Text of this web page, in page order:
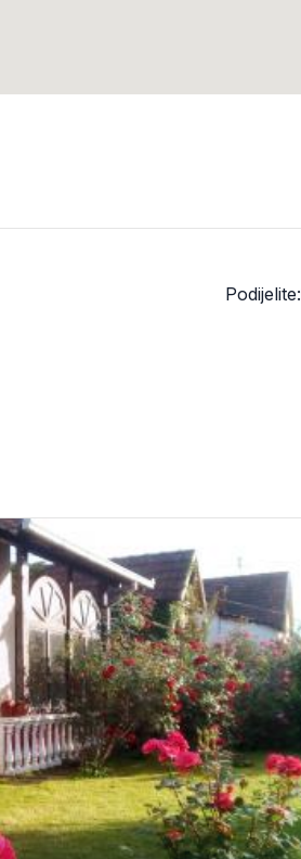
Podijelite: